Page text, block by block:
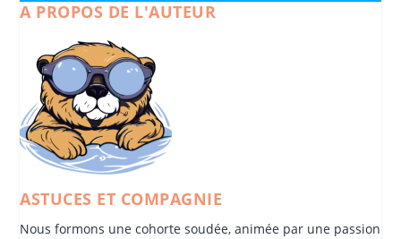
A PROPOS DE L'AUTEUR
ASTUCES ET COMPAGNIE
Nous formons une cohorte soudée, animée par une passion